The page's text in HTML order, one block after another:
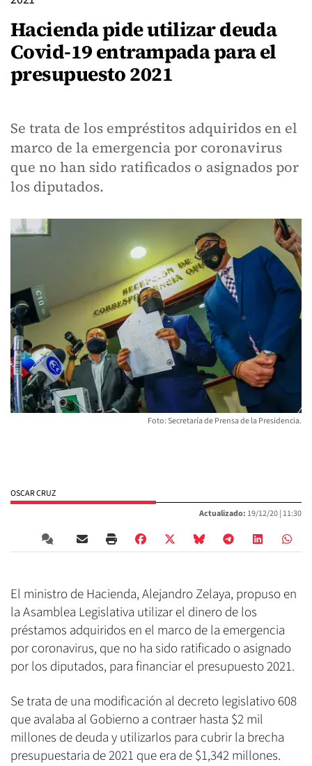
Hacienda pide utilizar deuda
Covid-19 entrampada para el
presupuesto 2021
Se trata de los empréstitos adquiridos en el
marco de la emergencia por coronavirus
que no han sido ratificados o asignados por
los diputados.
Foto: Secretaría de Prensa de la Presidencia.
OSCAR CRUZ
Actualizado: 19/12/20 | 11:30
El ministro de Hacienda, Alejandro Zelaya, propuso en
la Asamblea Legislativa utilizar el dinero de los
préstamos adquiridos en el marco de la emergencia
por coronavirus, que no ha sido ratificado o asignado
por los diputados, para financiar el presupuesto 2021.
Se trata de una modificación al decreto legislativo 608
que avalaba al Gobierno a contraer hasta $2 mil
millones de deuda y utilizarlos para cubrir la brecha
presupuestaria de 2021 que era de $1,342 millones.